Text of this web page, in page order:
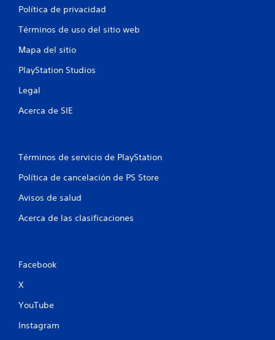
Política de privacidad
Términos de uso del sitio web
Mapa del sitio
PlayStation Studios
Legal
Acerca de SIE
Términos de servicio de PlayStation
Política de cancelación de PS Store
Avisos de salud
Acerca de las clasificaciones
Facebook
X
YouTube
Instagram